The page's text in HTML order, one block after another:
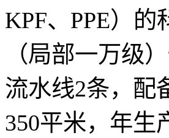
KPF、PPE）
（局部一万级
流水线2条，配
350平米，年生